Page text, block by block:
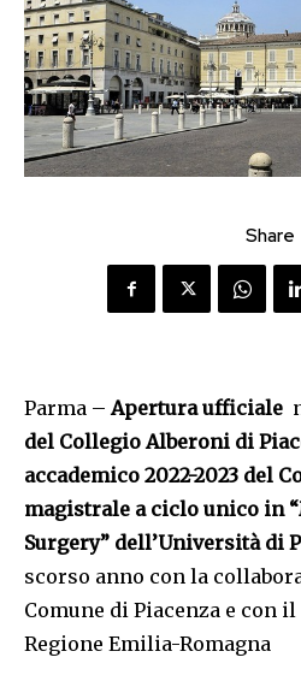
Share
Parma –Apertura ufficiale
del Collegio Alberoni di
accademico 2022-2023 del
magistrale a ciclo unico in
Surgery” dell’Università di
scorso anno con la
Comune di Piacenza e con
Regione Emilia-Romagna